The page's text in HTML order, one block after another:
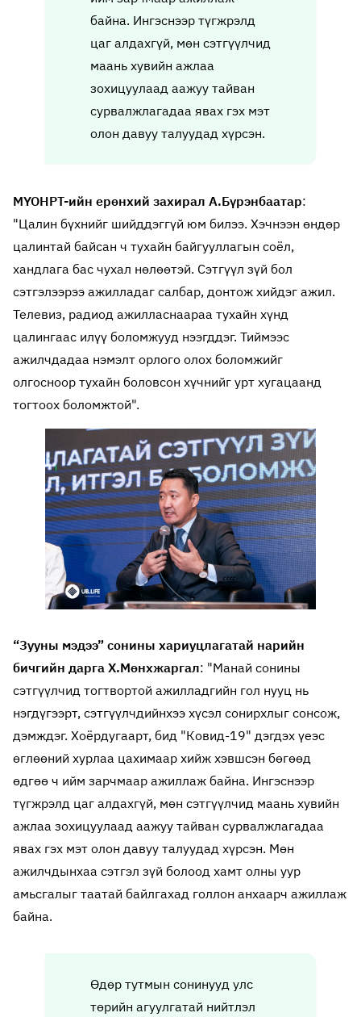
байна. Ингэснээр түгжрэлд
цаг алдахгүй, мөн сэтгүүлчид
маань хувийн ажлаа
зохицуулаад аажуу тайван
сурвалжлагадаа явах гэх мэт
олон давуу талуудад хүрсэн.
МҮОНРТ-ийн ерөнхий захирал А.Бүрэнбаатар:
"Цалин бүхнийг шийддэггүй юм билээ. Хэчнээн өндөр
цалинтай байсан ч тухайн байгууллагын соёл,
хандлага бас чухал нөлөөтэй. Сэтгүүл зүй бол
сэтгэлээрээ ажилладаг салбар, донтож хийдэг ажил.
Телевиз, радиод ажилласнаараа тухайн хүнд
цалингаас илүү боломжууд нээгддэг. Тиймээс
ажилчдадаа нэмэлт орлого олох боломжийг
олгосноор тухайн боловсон хүчнийг урт хугацаанд
тогтоох боломжтой".
“Зууны мэдээ” сонины хариуцлагатай нарийн
бичгийн дарга Х.Мөнхжаргал: "Манай сонины
сэтгүүлчид тогтвортой ажилладгийн гол нууц нь
нэгдүгээрт, сэтгүүлчдийнхээ хүсэл сонирхлыг сонсож,
дэмждэг. Хоёрдугаарт, бид "Ковид-19" дэгдэх үеэс
өглөөний хурлаа цахимаар хийж хэвшсэн бөгөөд
өдгөө ч ийм зарчмаар ажиллаж байна. Ингэснээр
түгжрэлд цаг алдахгүй, мөн сэтгүүлчид маань хувийн
ажлаа зохицуулаад аажуу тайван сурвалжлагадаа
явах гэх мэт олон давуу талуудад хүрсэн. Мөн
ажилчдынхаа сэтгэл зүй болоод хамт олны уур
амьсгалыг таатай байлгахад голлон анхаарч ажиллаж
байна.
Өдөр тутмын сонинууд улс
төрийн агуулгатай нийтлэл